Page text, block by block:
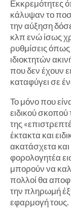
Εκκρεμότητες
κάλυψαν το
την αύξηση
κλπ ενώ ίσως
ρυθμίσεις
ιδιοκτητών
που δεν έχουν
καταφύγει σε
Το μόνο που
ειδικού
της
έκτακτα και
ακατάσχετα
φορολογητέα
μπορούν να
πολλοί θα
την πληρωμή
εφαρμογή τους.